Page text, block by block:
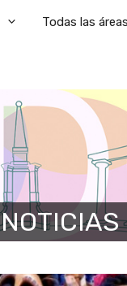
Todas las áreas
NOTICIAS